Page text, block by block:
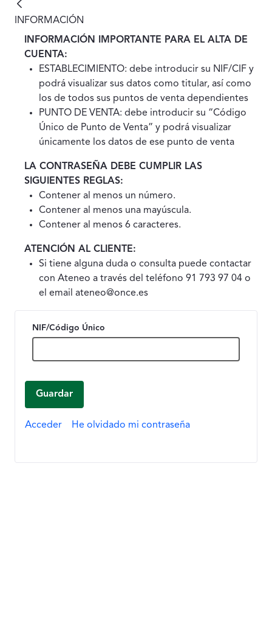
Contenido principal
INFORMACIÓN
INFORMACIÓN IMPORTANTE PARA EL ALTA DE
CUENTA:
ESTABLECIMIENTO: debe introducir su NIF/CIF y
podrá visualizar sus datos como titular, así como
los de todos sus puntos de venta dependientes
PUNTO DE VENTA: debe introducir su “Código
Único de Punto de Venta” y podrá visualizar
únicamente los datos de ese punto de venta
LA CONTRASEÑA DEBE CUMPLIR LAS
SIGUIENTES REGLAS:
Contener al menos un número.
Contener al menos una mayúscula.
Contener al menos 6 caracteres.
ATENCIÓN AL CLIENTE:
Si tiene alguna duda o consulta puede contactar
con Ateneo a través del teléfono 91 793 97 04 o
el email ateneo@once.es
NIF/Código Único
Guardar
Acceder He olvidado mi contraseña